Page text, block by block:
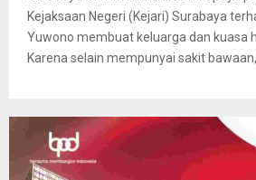
Kejaksaan Negeri (Kejari) Surabaya
Yuwono membuat keluarga dan kuasa
Karena selain mempunyai sakit bawaan,